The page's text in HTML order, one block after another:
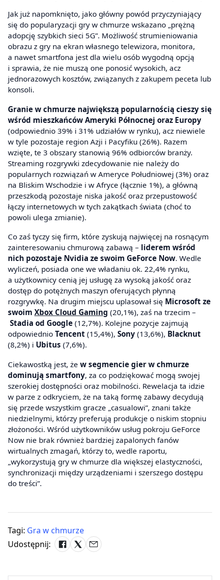
Jak już napomknięto, jako główny powód przyczyniający
się do popularyzacji gry w chmurze wskazano „prężną
adopcję szybkich sieci 5G”. Możliwość strumieniowania
obrazu z gry na ekran własnego telewizora, monitora,
a nawet smartfona jest dla wielu osób wygodną opcją
i sprawia, że nie muszą one ponosić wysokich, acz
jednorazowych kosztów, związanych z zakupem peceta lub
konsoli.
Granie w chmurze największą popularnością cieszy się
wśród mieszkańców Ameryki Północnej oraz Europy
(odpowiednio 39% i 31% udziałów w rynku), acz niewiele
w tyle pozostaje region Azji i Pacyfiku (26%). Razem
wzięte, te 3 obszary stanowią 96% odbiorców branży.
Streaming rozgrywki zdecydowanie nie należy do
popularnych rozwiązań w Ameryce Południowej (3%) oraz
na Bliskim Wschodzie i w Afryce (łącznie 1%), a główną
przeszkodą pozostaje niska jakość oraz przepustowość
łączy internetowych w tych zakątkach świata (choć to
powoli ulega zmianie).
Co zaś tyczy się firm, które zyskują najwięcej na rosnącym
zainteresowaniu chmurową zabawą – liderem wśród
nich pozostaje Nvidia ze swoim GeForce Now. Wedle
wyliczeń, posiada one we władaniu ok. 22,4% rynku,
a użytkownicy cenią jej usługę za wysoką jakość oraz
dostęp do potężnych maszyn oferujących płynną
rozgrywkę. Na drugim miejscu uplasował się Microsoft ze
swoim Xbox Cloud Gaming (20,1%), zaś na trzecim –
Stadia od Google (12,7%). Kolejne pozycje zajmują
odpowiednio Tencent (15,4%), Sony (13,6%), Blacknut
(8,2%) i Ubitus (7,6%).
Ciekawostką jest, że w segmencie gier w chmurze
dominują smartfony, za co podziękować mogą swojej
szerokiej dostępności oraz mobilności. Rewelacja ta idzie
w parze z odkryciem, że na taką formę zabawy decydują
się przede wszystkim gracze „casualowi”, znani także
niedzielnymi, którzy preferują produkcje o niskim stopniu
złożoności. Wśród użytkowników usług pokroju GeForce
Now nie brak również bardziej zapalonych fanów
wirtualnych zmagań, którzy to, wedle raportu,
„wykorzystują gry w chmurze dla większej elastyczności,
synchronizacji między urządzeniami i szerszego dostępu
do treści”.
Tagi: Gra w chmurze
Udostępnij: